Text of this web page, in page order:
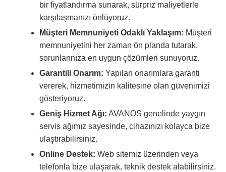
bir fiyatlandırma sunarak, sürpriz maliyetlerle
karşılaşmanızı önlüyoruz.
Müşteri Memnuniyeti Odaklı Yaklaşım: Müşteri
memnuniyetini her zaman ön planda tutarak,
sorunlarınıza en uygun çözümleri sunuyoruz.
Garantili Onarım: Yapılan onarımlara garanti
vererek, hizmetimizin kalitesine olan güvenimizi
gösteriyoruz.
Geniş Hizmet Ağı: AVANOS genelinde yaygın
servis ağımız sayesinde, cihazınızı kolayca bize
ulaştırabilirsiniz.
Online Destek: Web sitemiz üzerinden veya
telefonla bize ulaşarak, teknik destek alabilirsiniz.